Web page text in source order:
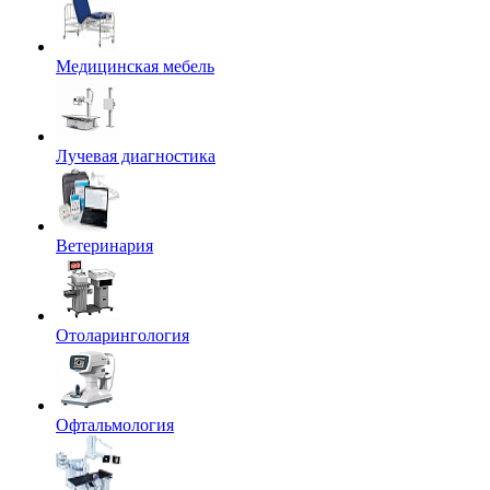
Медицинская мебель
Лучевая диагностика
Ветеринария
Отоларингология
Офтальмология